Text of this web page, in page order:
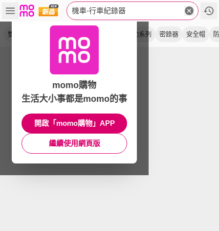
機車-行車紀錄器
雙鏡頭 勁系列 密錄器 安全帽
momo購物
生活大小事都是momo的事
開啟「momo購物」APP
繼續使用網頁版